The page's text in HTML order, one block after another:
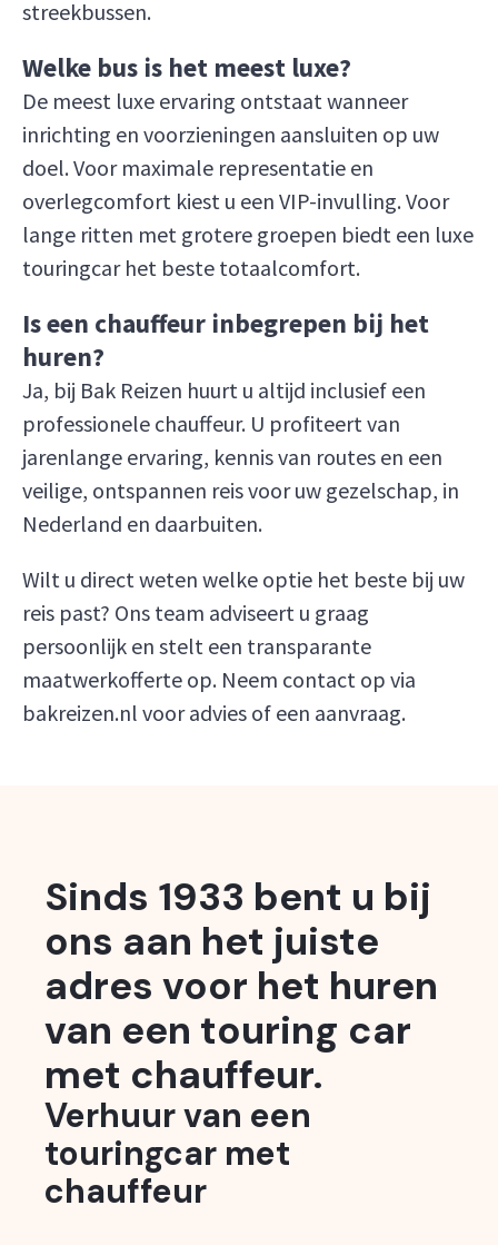
streekbussen.
Welke bus is het meest luxe?
De meest luxe ervaring ontstaat wanneer
inrichting en voorzieningen aansluiten op uw
doel. Voor maximale representatie en
overlegcomfort kiest u een VIP-invulling. Voor
lange ritten met grotere groepen biedt een luxe
touringcar het beste totaalcomfort.
Is een chauffeur inbegrepen bij het
huren?
Ja, bij Bak Reizen huurt u altijd inclusief een
professionele chauffeur. U profiteert van
jarenlange ervaring, kennis van routes en een
veilige, ontspannen reis voor uw gezelschap, in
Nederland en daarbuiten.
Wilt u direct weten welke optie het beste bij uw
reis past? Ons team adviseert u graag
persoonlijk en stelt een transparante
maatwerkofferte op. Neem contact op via
bakreizen.nl voor advies of een aanvraag.
Sinds 1933 bent u bij
ons aan het juiste
adres voor het huren
van een touring car
met chauffeur.
Verhuur van een
touringcar met
chauffeur